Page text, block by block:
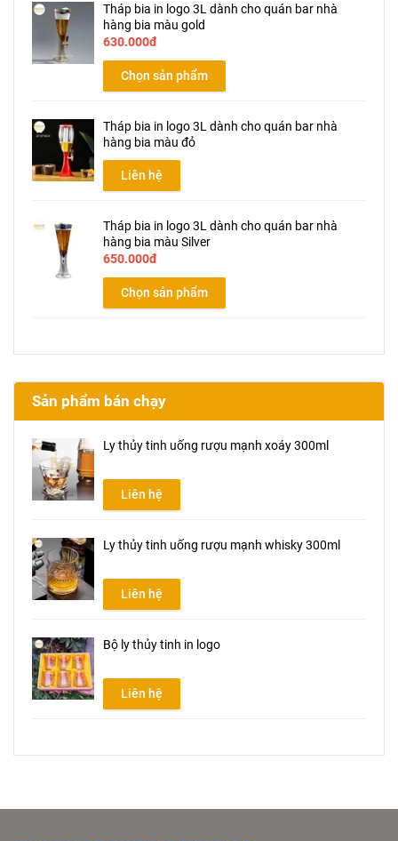
Tháp bia in logo 3L dành cho quán bar nhà
hàng bia màu gold
630.000đ
Chọn sản phẩm
Tháp bia in logo 3L dành cho quán bar nhà
hàng bia màu đỏ
Liên hệ
Tháp bia in logo 3L dành cho quán bar nhà
hàng bia màu Silver
650.000đ
Chọn sản phẩm
Sản phẩm bán chạy
Ly thủy tinh uống rượu mạnh xoáy 300ml
Liên hệ
Ly thủy tinh uống rượu mạnh whisky 300ml
Liên hệ
Bộ ly thủy tinh in logo
Liên hệ